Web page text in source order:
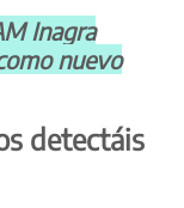
Inagra
nuevo
detectáis